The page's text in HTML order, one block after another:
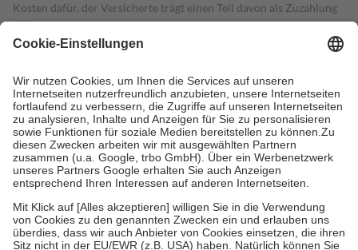
Kosten dafür, der Versicherte trägt einen Teil davon als Zuzahlung
mit.
Grundsätzlich leisten Mitglieder Zuzahlungen in Höhe von zehn
höchstens zehn Euro.
Es sind jedoch nie mehr als die tatsächlichen
Kosten der Leistung zu entrichten.
Diese Regeln gelten grundsätzlich auch für Online-Apotheken.
Bei Heilmitteln und häuslicher Krankenpflege beträgt die
Zuzahlung zehn Prozent der Kosten sowie zehn Euro je
Verordnung.
Um das Engagement der Versicherten für ihre eigene Gesundheit zu
stärken und die besondere Stellung der Familie zu unterstützen,
fallenkeine Zuzahlungenan bei:
• Kindern und Jugendlichen bis zum vollendeten 18. Lebensjahr
mit Ausnahme der Fahrkosten